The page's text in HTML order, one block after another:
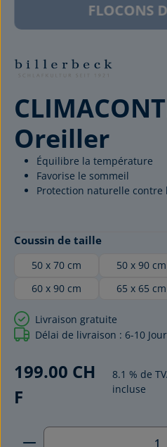
FLOCONS
Oreiller
Équilibre la température
Favorise le sommeil
Protection naturelle contre
Sélectionnez
Coussin de taille
50 x 70 cm 50 x 90 cm
60 x 90 cm
65 x 65 cm
Livraison gratuite
Délai de livraison : 6-10
199.00 CH
F
8.1 % de
incluse
Quantité de produit :